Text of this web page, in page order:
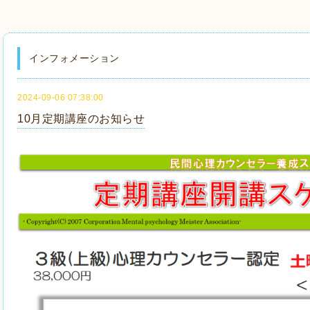
インフォメーション
2024-09-06 07:38:00
10月定期講座のお知らせ